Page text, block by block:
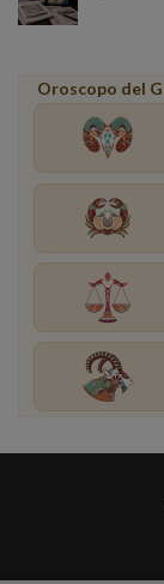
Oroscopo del